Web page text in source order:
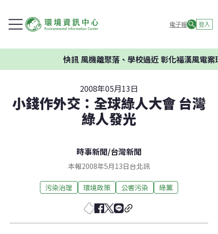
電子報 登入
快訊風機離聚落、學校過近 彰化福漢風電案環
2008年05月13日
小錢作外交：全球綠人大會 台灣
綠人發光
時事新聞/台灣新聞
本報2008年5月13日台北訊
污染治理 環境政策 公害污染 綠黨